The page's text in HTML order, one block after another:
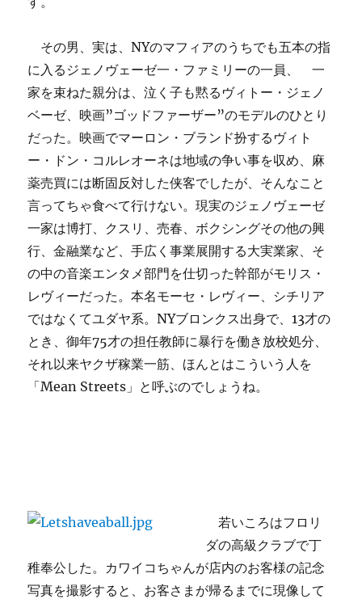
その男、実は、NYのマフィアのうちでも五本の指
に入るジェノヴェーゼ一・ファミリーの一員、
一
家を束ねた親分は、泣く子も黙るヴィトー・ジェノ
ベーゼ、映画”ゴッドファーザー”のモデルのひとり
だった。映画でマーロン・ブランド扮するヴィト
ー・ドン・コルレオーネは地域の争い事を収め、麻
薬売買には断固反対した侠客でしたが、そんなこと
言ってちゃ食べて行けない。現実のジェノヴェーゼ
一家は博打、クスリ、売春、ボクシングその他の興
行、金融業など、手広く事業展開する大実業家、そ
の中の音楽エンタメ部門を仕切った幹部がモリス・
レヴィーだった。本名モーセ・レヴィー、シチリア
ではなくてユダヤ系。NYブロンクス出身で、13才の
とき、御年75才の担任教師に暴行を働き放校処分、
それ以来ヤクザ稼業一筋、ほんとはこういう人を
「Mean Streets」と呼ぶのでしょうね。
若いころはフロリ
ダの高級クラブで丁
稚奉公した。カワイコちゃんが店内のお客様の記念
写真を撮影すると、お客さまが帰るまでに現像して